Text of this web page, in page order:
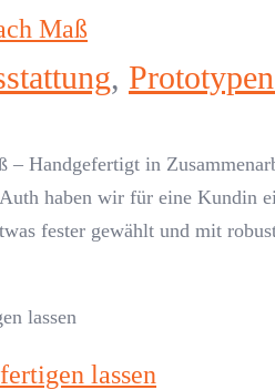
Maß
,
– Handgefertigt in
haben wir für eine Kundin
fester gewählt und mit
lassen